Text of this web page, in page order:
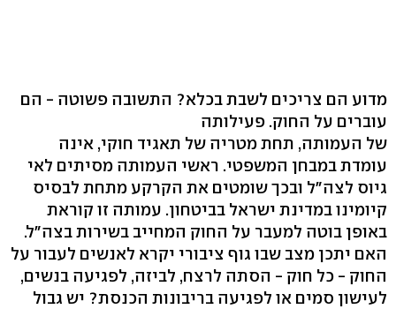
מדוע הם צריכים לשבת בכלא? התשובה פשוטה - הם
עוברים על החוק. פעילותה
של העמותה, תחת מטריה של תאגיד חוקי, אינה
עומדת במבחן המשפטי. ראשי העמותה מסיתים לאי
גיוס לצה"ל ובכך שומטים את הקרקע מתחת לבסיס
קיומינו במדינת ישראל בביטחון. עמותה זו קוראת
באופן בוטה למעבר על החוק המחייב בשירות בצה"ל.
האם יתכן מצב שבו גוף ציבורי יקרא לאנשים לעבור על
החוק - כל חוק - הסתה לרצח, לביזה, לפגיעה בנשים,
לעישון סמים או לפגיעה בריבונות הכנסת? יש גבול